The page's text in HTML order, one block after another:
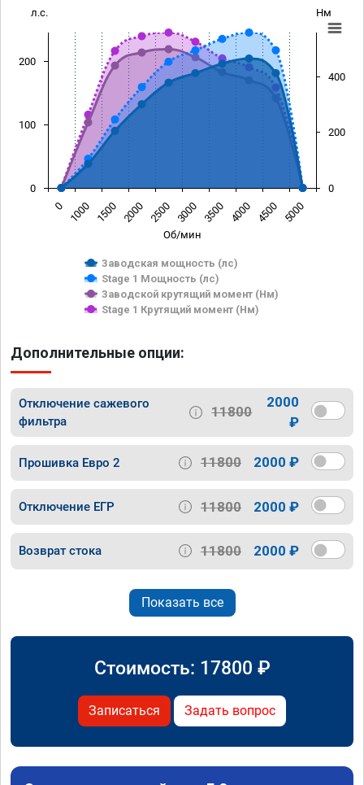
Об/мин
л.с. Нм
Заводская мощность (лс)
Stage 1 Мощность (лс)
Заводской крутящий момент (Нм)
Stage 1 Крутящий момент (Нм)
0 1000 1500 2000 2500 3000 3500 4000 4500 5000
0
100
200
0
200
400
Дополнительные опции:
Отключение сажевого
фильтра
11800
2000
₽
Прошивка Евро 2 11800 2000 ₽
Отключение ЕГР 11800 2000 ₽
Возврат стока 11800 2000 ₽
Показать все
Стоимость: 17800 ₽
Записаться Задать вопрос